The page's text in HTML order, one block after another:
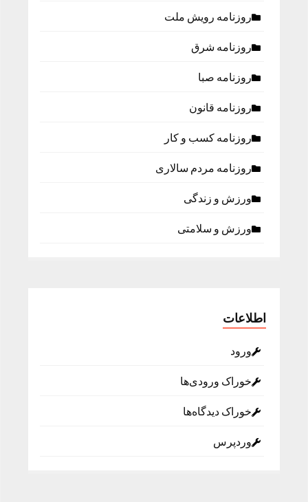
روزنامه رویش ملت
روزنامه شرق
روزنامه صبا
روزنامه قانون
روزنامه كسب و كار
روزنامه مردم سالاری
ورزش و زندگی
ورزش و سلامتی
اطلاعات
ورود
خوراک ورودی‌ها
خوراک دیدگاه‌ها
وردپرس